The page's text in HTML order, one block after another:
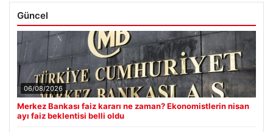
Güncel
06/08/2026
Merkez Bankası faiz kararı ne zaman? Ekonomistlerin nisan
ayı faiz beklentisi belli oldu